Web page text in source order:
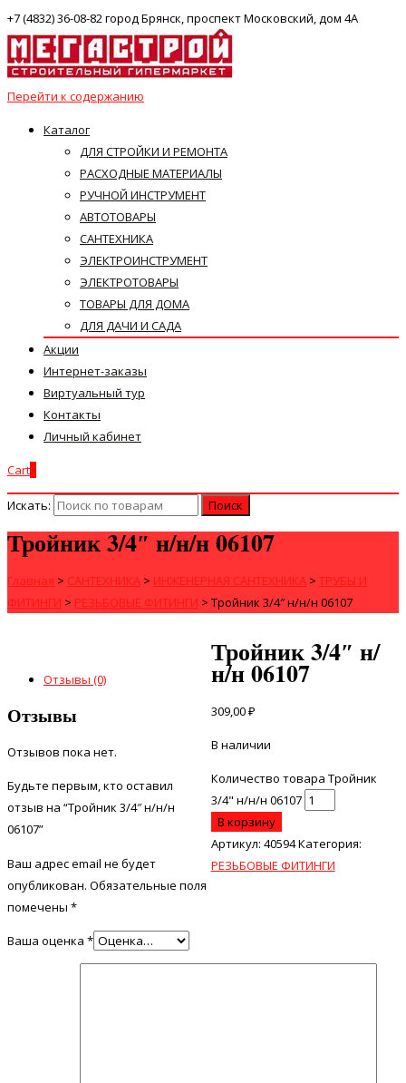
+7 (4832) 36-08-82 город Брянск, проспект Московский, дом 4А
Перейти к содержанию
Каталог
ДЛЯ СТРОЙКИ И РЕМОНТА
РАСХОДНЫЕ МАТЕРИАЛЫ
РУЧНОЙ ИНСТРУМЕНТ
АВТОТОВАРЫ
САНТЕХНИКА
ЭЛЕКТРОИНСТРУМЕНТ
ЭЛЕКТРОТОВАРЫ
ТОВАРЫ ДЛЯ ДОМА
ДЛЯ ДАЧИ И САДА
Акции
Интернет-заказы
Виртуальный тур
Контакты
Личный кабинет
Cart
Искать:
Тройник 3/4″ н/н/н 06107
Главная > САНТЕХНИКА > ИНЖЕНЕРНАЯ САНТЕХНИКА > ТРУБЫ И
ФИТИНГИ > РЕЗЬБОВЫЕ ФИТИНГИ > Тройник 3/4″ н/н/н 06107
Тройник 3/4″ н/
н/н 06107
309,00₽
В наличии
Количество товара Тройник
3/4" н/н/н 06107
В корзину
Артикул: 40594Категория:
РЕЗЬБОВЫЕ ФИТИНГИ
Отзывы (0)
Отзывы
Отзывов пока нет.
Будьте первым, кто оставил
отзыв на “Тройник 3/4″ н/н/н
06107”
Ваш адрес email не будет
опубликован. Обязательные поля
помечены *
Ваша оценка *